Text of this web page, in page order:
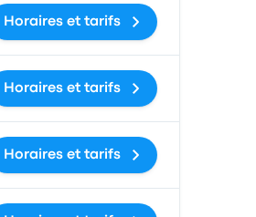
Horaires et tarifs
Horaires et tarifs
Horaires et tarifs